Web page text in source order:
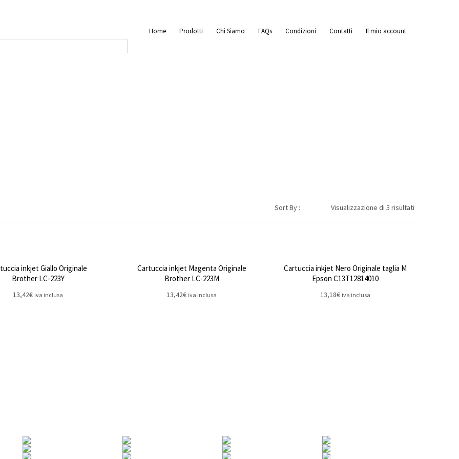
Home Prodotti Chi Siamo FAQs Condizioni Contatti Il mio account
Visualizzazione di 5 risultati
Sort By :
inkjet Giallo Originale
Brother LC-223Y
13,42€ iva inclusa
Cartuccia inkjet Magenta Originale
Brother LC-223M
13,42€ iva inclusa
Cartuccia inkjet Nero Originale taglia M
Epson C13T12814010
13,18€ iva inclusa